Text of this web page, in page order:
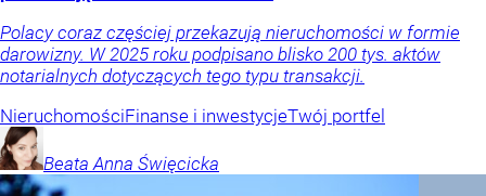
Polacy coraz częściej przekazują nieruchomości w formie
darowizny. W 2025 roku podpisano blisko 200 tys. aktów
notarialnych dotyczących tego typu transakcji.
NieruchomościFinanse i inwestycjeTwój portfel
Beata Anna Święcicka